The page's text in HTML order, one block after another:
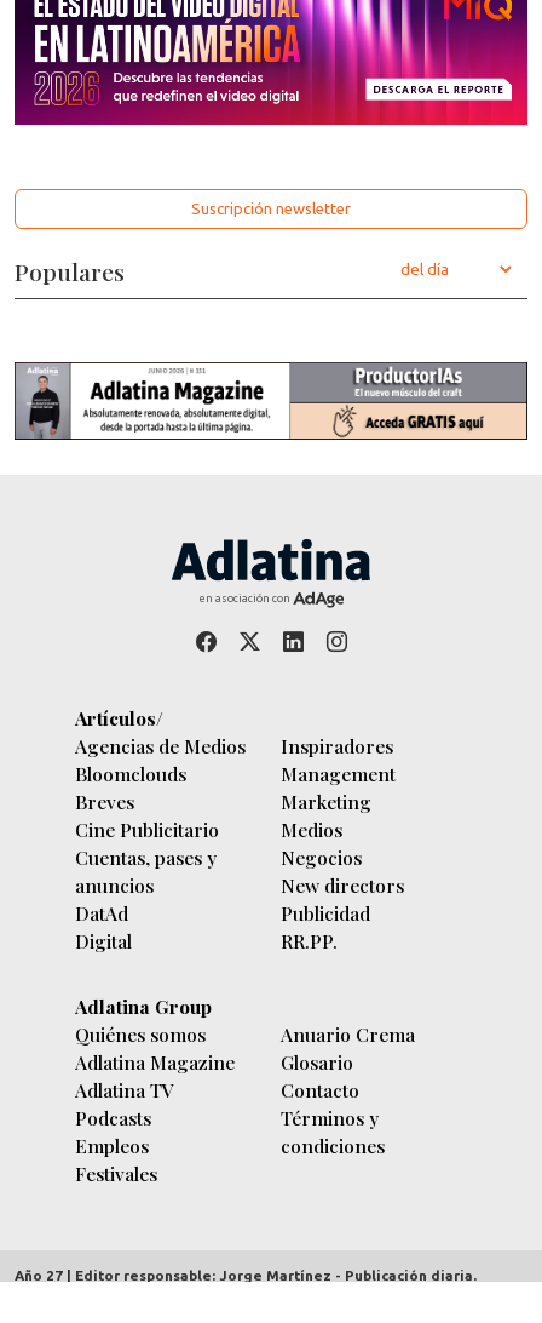
Suscripción newsletter
Populares
en asociación con
Artículos/
Agencias de Medios
Bloomclouds
Breves
Cine Publicitario
Cuentas, pases y
anuncios
DatAd
Digital
Inspiradores
Management
Marketing
Medios
Negocios
New directors
Publicidad
RR.PP.
Adlatina Group
Quiénes somos
Adlatina Magazine
Adlatina TV
Podcasts
Empleos
Festivales
Anuario Crema
Glosario
Contacto
Términos y
condiciones
Año 27 | Editor responsable: Jorge Martínez - Publicación diaria.